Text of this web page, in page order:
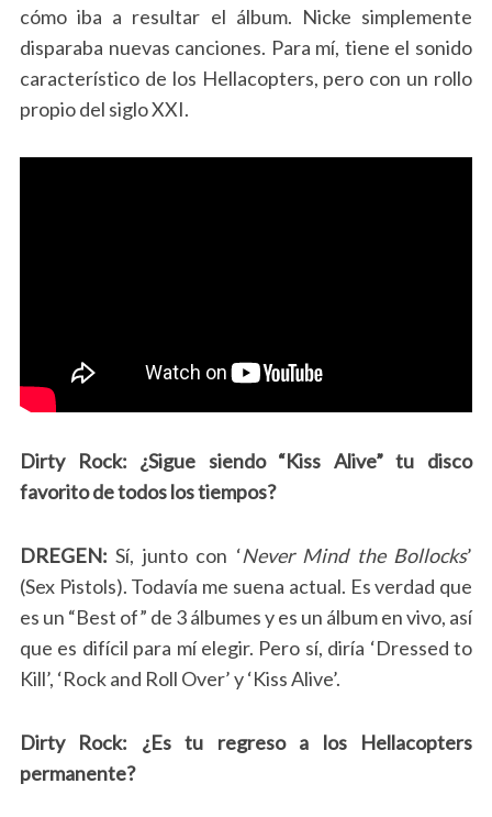
cómo iba a resultar el álbum. Nicke simplemente
disparaba nuevas canciones. Para mí, tiene el sonido
característico de los Hellacopters, pero con un rollo
propio del siglo XXI.
Dirty Rock: ¿Sigue siendo “Kiss Alive” tu disco
favorito de todos los tiempos?
DREGEN: Sí, junto con ‘Never Mind the Bollocks’
(Sex Pistols). Todavía me suena actual. Es verdad que
es un “Best of” de 3 álbumes y es un álbum en vivo, así
que es difícil para mí elegir. Pero sí, diría ‘Dressed to
Kill’, ‘Rock and Roll Over’ y ‘Kiss Alive’.
Dirty Rock: ¿Es tu regreso a los Hellacopters
permanente?